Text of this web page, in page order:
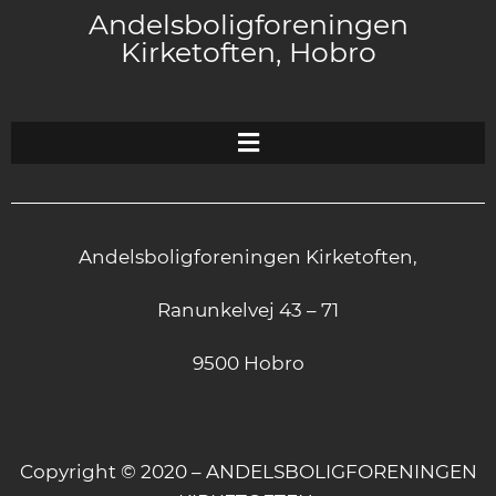
Andelsboligforeningen
Kirketoften, Hobro
Andelsboligforeningen Kirketoften,
Ranunkelvej 43 – 71
9500 Hobro
Copyright © 2020 – ANDELSBOLIGFORENINGEN